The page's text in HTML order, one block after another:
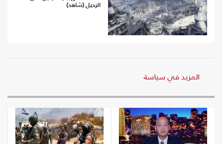
الرحيل (شاهد)
المزيد في سياسة